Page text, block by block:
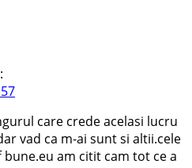
care crede acelasi lucru
vad ca m-ai sunt si altii.cele
am citit cam tot ce a